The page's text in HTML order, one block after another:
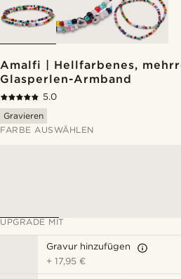
Amalfi | Hellfarbenes,
Glasperlen-Armband
5.0
Gravieren
FARBE AUSWÄHLEN
UPGRADE MIT
Gravur hinzufügen
+17,95 €